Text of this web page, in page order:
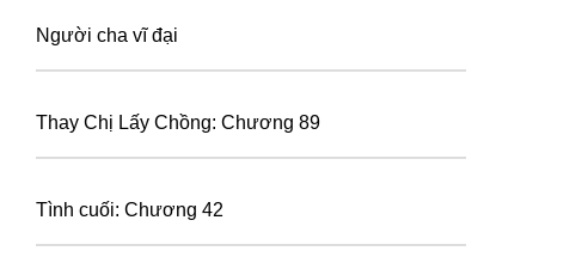
Người cha vĩ đại
Thay Chị Lấy Chồng: Chương 89
Tình cuối: Chương 42